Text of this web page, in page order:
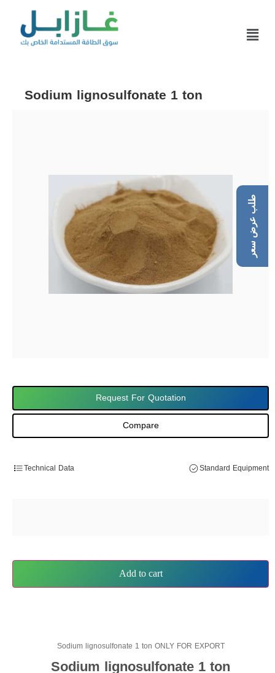
Sodium lignosulfonate 1 ton
Request For Quotation
Compare
Technical Data Standard Equipment
Add to cart
Sodium lignosulfonate 1 ton ONLY FOR EXPORT
Sodium lignosulfonate 1 ton
طلب عرض سعر